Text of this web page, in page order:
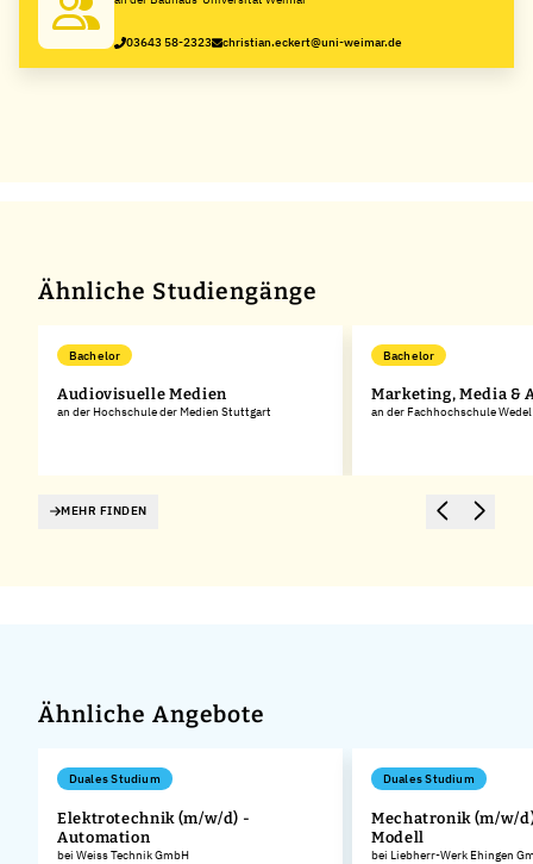
03643 58-2323 christian.eckert@uni-weimar.de
Ähnliche Studiengänge
Bachelor
Audiovisuelle Medien
an der Hochschule der Medien Stuttgart
Bachelor
Marketing, Media &
an der Fachhochschule Wedel
MEHR FINDEN
Ähnliche Angebote
Duales Studium
Elektrotechnik (m/w/d) -
Automation
bei Weiss Technik GmbH
Duales Studium
Mechatronik (m/w/
Modell
bei Liebherr-Werk Ehingen